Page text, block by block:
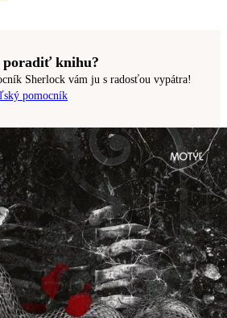
poradiť knihu?
Sherlock vám ju s radosťou vypátra!
pomocník